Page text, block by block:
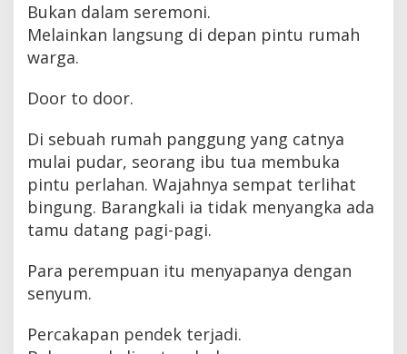
Bukan dalam seremoni.
Melainkan langsung di depan pintu rumah
warga.
Door to door.
Di sebuah rumah panggung yang catnya
mulai pudar, seorang ibu tua membuka
pintu perlahan. Wajahnya sempat terlihat
bingung. Barangkali ia tidak menyangka ada
tamu datang pagi-pagi.
Para perempuan itu menyapanya dengan
senyum.
Percakapan pendek terjadi.